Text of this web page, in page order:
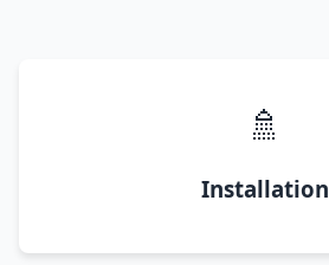
🚿
Installation